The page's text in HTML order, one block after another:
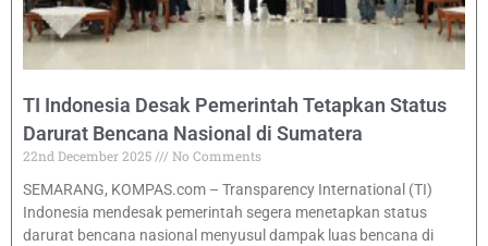
TI Indonesia Desak Pemerintah Tetapkan Status
Darurat Bencana Nasional di Sumatera
22nd December 2025
No Comments
SEMARANG, KOMPAS.com – Transparency International (TI)
Indonesia mendesak pemerintah segera menetapkan status
darurat bencana nasional menyusul dampak luas bencana di